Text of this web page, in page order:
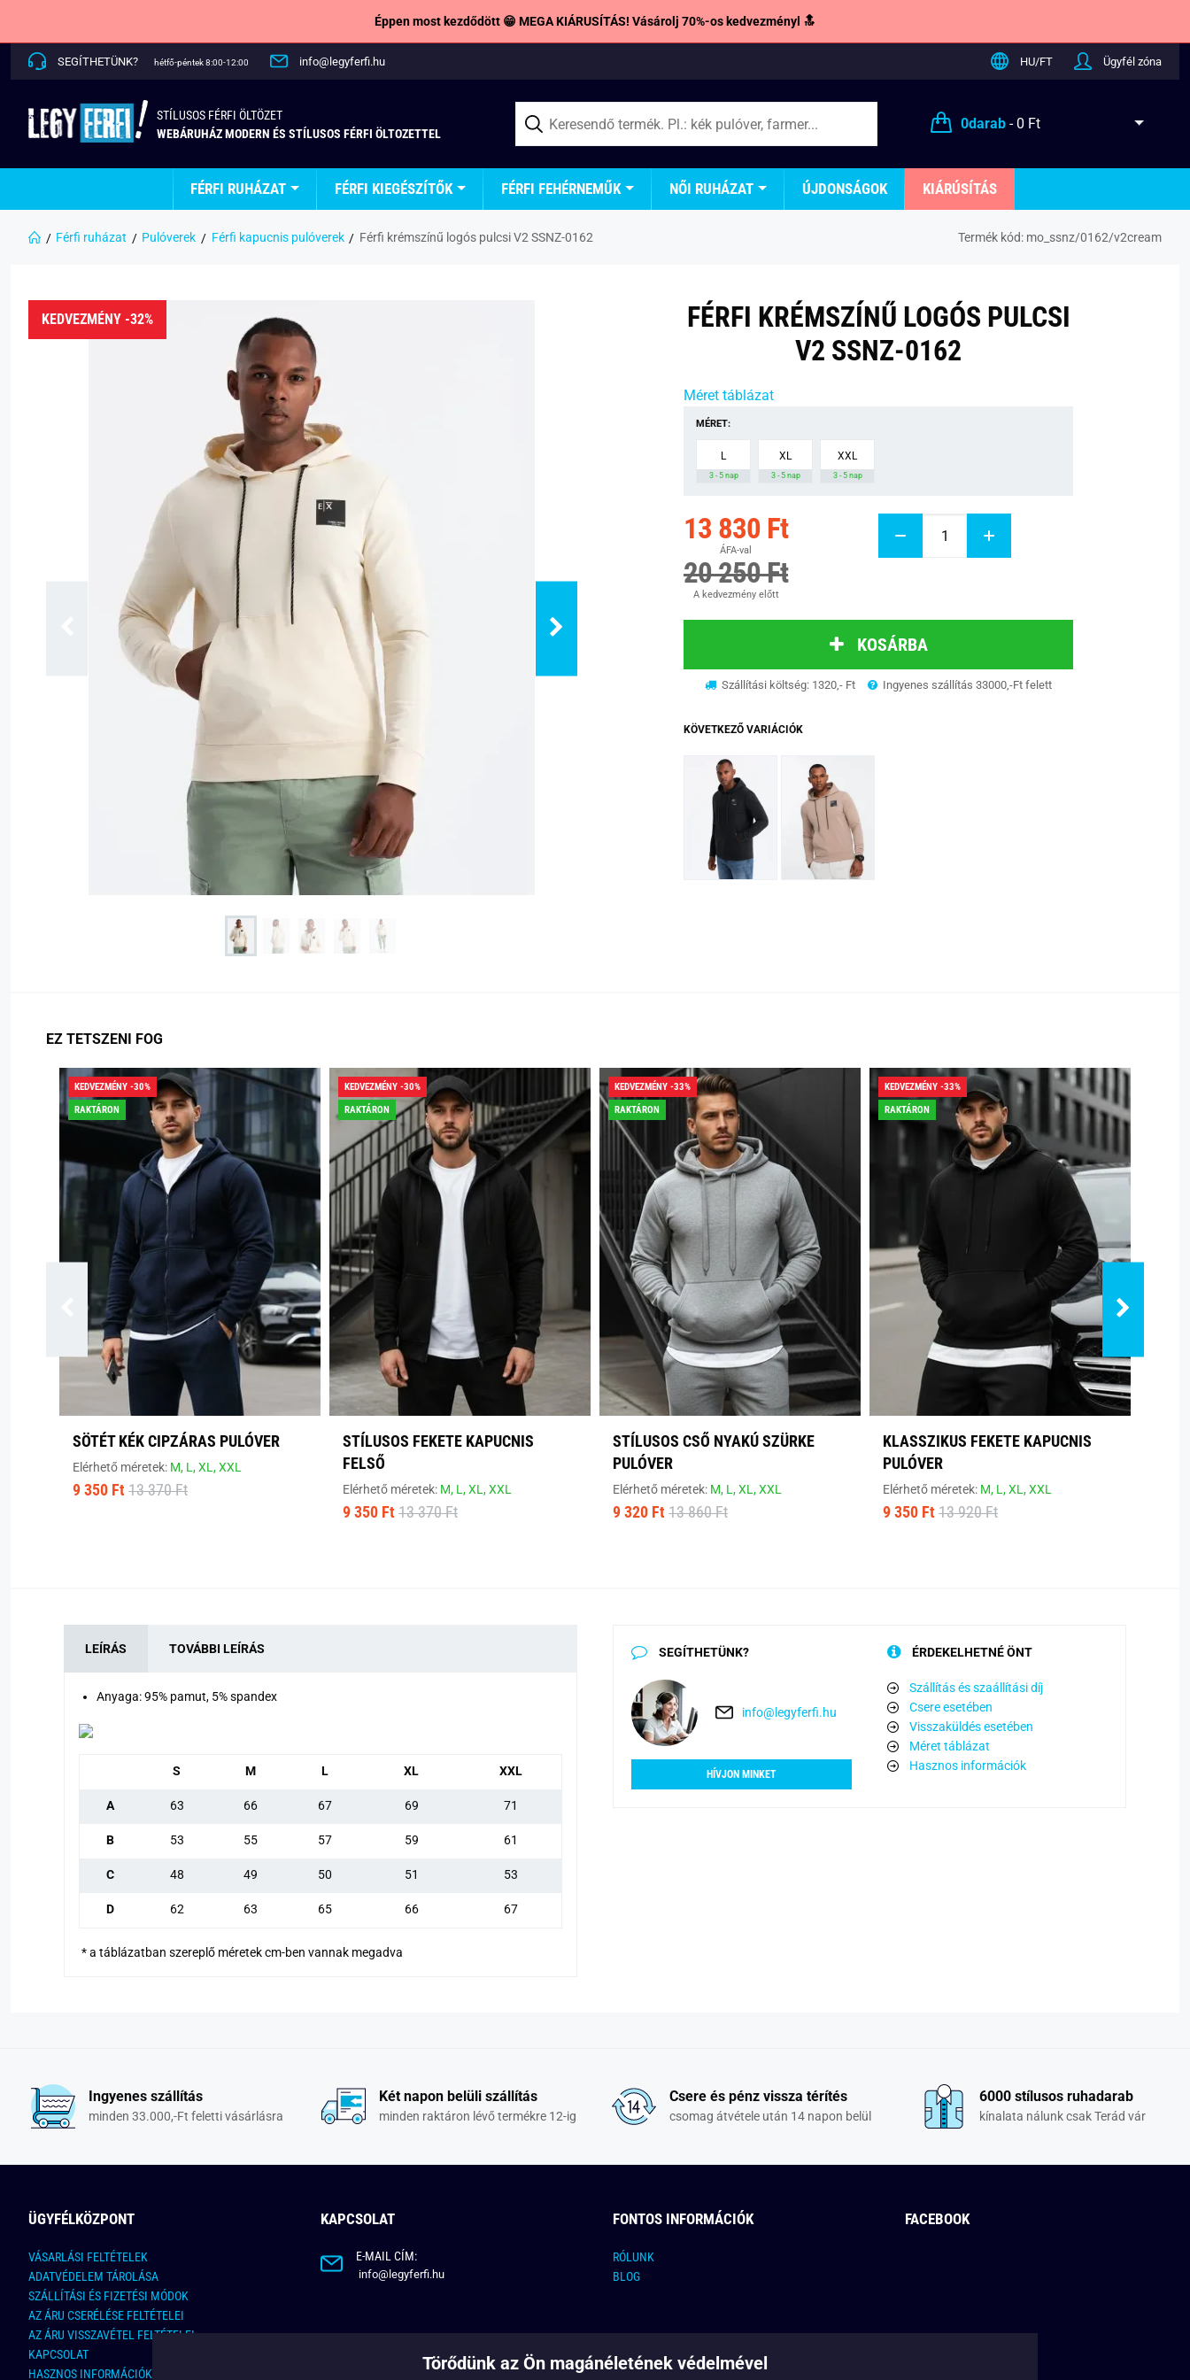
Éppen most kezdődött 😁 MEGA KIÁRUSÍTÁS! Vásárolj 70%-os kedvezményl 🔝
SEGÍTHETÜNK? hétfő-péntek 8:00-12:00 info@legyferfi.hu HU/FT Ügyfél zóna
STÍLUSOS FÉRFI ÖLTÖZET
WEBÁRUHÁZ MODERN ÉS STÍLUSOS FÉRFI ÖLTOZETTEL
0darab- 0 Ft
FÉRFI RUHÁZAT FÉRFI KIEGÉSZÍTŐK FÉRFI FEHÉRNEMŰK NŐI RUHÁZAT ÚJDONSÁGOK KIÁRÚSÍTÁS
Férfi ruházat Pulóverek Férfi kapucnis pulóverek Férfi krémszínű logós pulcsi V2 SSNZ-0162 Termék kód: mo_ssnz/0162/v2cream
KEDVEZMÉNY -32%
FÉRFI KRÉMSZÍNŰ LOGÓS PULCSI
V2 SSNZ-0162
Méret táblázat
MÉRET:
L
3 - 5 nap
XL
3 - 5 nap
XXL
3 - 5 nap
13 830 Ft
ÁFA-val
20 250 Ft
A kedvezmény előtt
KOSÁRBA
Szállítási költség: 1320,- Ft Ingyenes szállítás 33000,-Ft felett
KÖVETKEZŐ VARIÁCIÓK
EZ TETSZENI FOG
KEDVEZMÉNY -30%
RAKTÁRON
SÖTÉT KÉK CIPZÁRAS PULÓVER
Elérhető méretek: M, L,XL,XXL
9 350 Ft 13 370 Ft
KEDVEZMÉNY -30%
RAKTÁRON
STÍLUSOS FEKETE KAPUCNIS
FELSŐ
Elérhető méretek: M, L,XL,XXL
9 350 Ft 13 370 Ft
KEDVEZMÉNY -33%
RAKTÁRON
STÍLUSOS CSŐ NYAKÚ SZÜRKE
PULÓVER
Elérhető méretek: M, L,XL,XXL
9 320 Ft 13 860 Ft
KEDVEZMÉNY -33%
RAKTÁRON
KLASSZIKUS FEKETE KAPUCNIS
PULÓVER
Elérhető méretek: M, L,XL,XXL
9 350 Ft 13 920 Ft
LEÍRÁS TOVÁBBI LEÍRÁS
Anyaga: 95% pamut, 5% spandex
S M L XL XXL
A 63 66 67 69 71
B 53 55 57 59 61
C 48 49 50 51 53
D 62 63 65 66 67
* a táblázatban szereplő méretek cm-ben vannak megadva
SEGÍTHETÜNK?
info@legyferfi.hu
HÍVJON MINKET
ÉRDEKELHETNÉ ÖNT
Szállítás és szaállítási díj
Csere esetében
Visszaküldés esetében
Méret táblázat
Hasznos információk
Ingyenes szállítás
minden 33.000,-Ft feletti vásárlásra
Két napon belüli szállítás
minden raktáron lévő termékre 12-ig
Csere és pénz vissza térítés
csomag átvétele után 14 napon belül
6000 stílusos ruhadarab
kínalata nálunk csak Terád vár
ÜGYFÉLKÖZPONT
VÁSARLÁSI FELTÉTELEK
ADATVÉDELEM TÁROLÁSA
SZÁLLÍTÁSI ÉS FIZETÉSI MÓDOK
AZ ÁRU CSERÉLÉSE FELTÉTELEI
AZ ÁRU VISSZAVÉTEL FELTÉTELEI
KAPCSOLAT
HASZNOS INFORMÁCIÓK
KAPCSOLAT
E-MAIL CÍM:
info@legyferfi.hu
FONTOS INFORMÁCIÓK
RÓLUNK
BLOG
FACEBOOK
Törődünk az Ön magánéletének védelmével